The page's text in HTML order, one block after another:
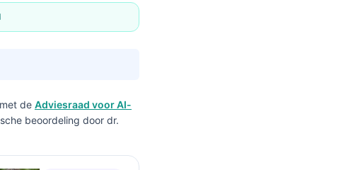
de Adviesraad voor AI-
beoordeling door dr.